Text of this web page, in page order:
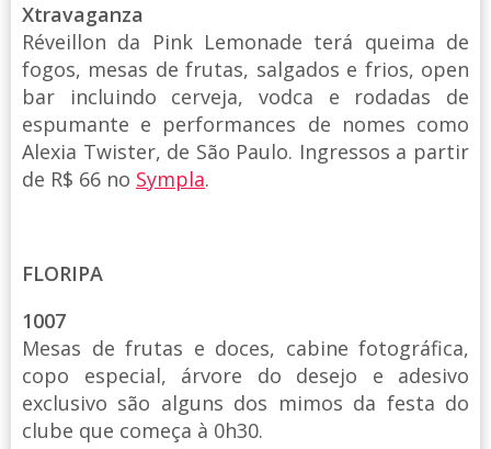
Xtravaganza
Réveillon da Pink Lemonade terá queima de
fogos, mesas de frutas, salgados e frios, open
bar incluindo cerveja, vodca e rodadas de
espumante e performances de nomes como
Alexia Twister, de São Paulo. Ingressos a partir
de R$ 66 no Sympla.
FLORIPA
1007
Mesas de frutas e doces, cabine fotográfica,
copo especial, árvore do desejo e adesivo
exclusivo são alguns dos mimos da festa do
clube que começa à 0h30.